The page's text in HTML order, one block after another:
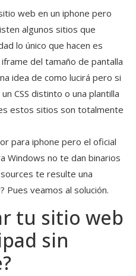
web en un iphone pero
algunos sitios que
lo único que hacen es
del tamaño de pantalla
idea de como lucirá pero si
CSS distinto o una plantilla
estos sitios son totalmente
para iphone pero el oficial
Windows no te dan binarios
te resulte una
Pues veamos al solución.
tu sitio web
sin